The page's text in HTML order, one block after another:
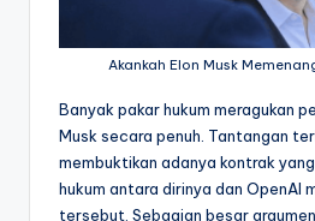
Akankah Elon Musk
Banyak pakar hukum meragukan
Musk secara penuh. Tantangan
membuktikan adanya kontrak
hukum antara dirinya dan OpenAI
tersebut. Sebagian besar